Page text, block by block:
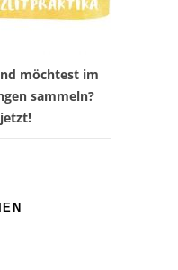
möchtest im
sammeln?